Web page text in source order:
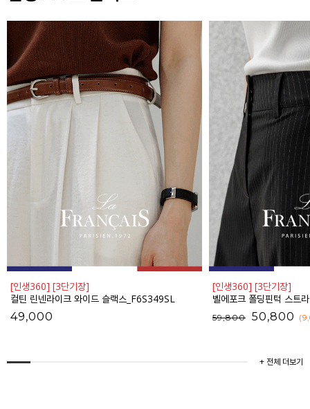
[인생360] [3단기장]
컬틴 린넨라이크 와이드 슬랙스_F6S349SL
49,000
[인생360] [3단기장]
벨에포크 폴딩핀턱 스트라이
59,800 50,800
+ 전체 더보기